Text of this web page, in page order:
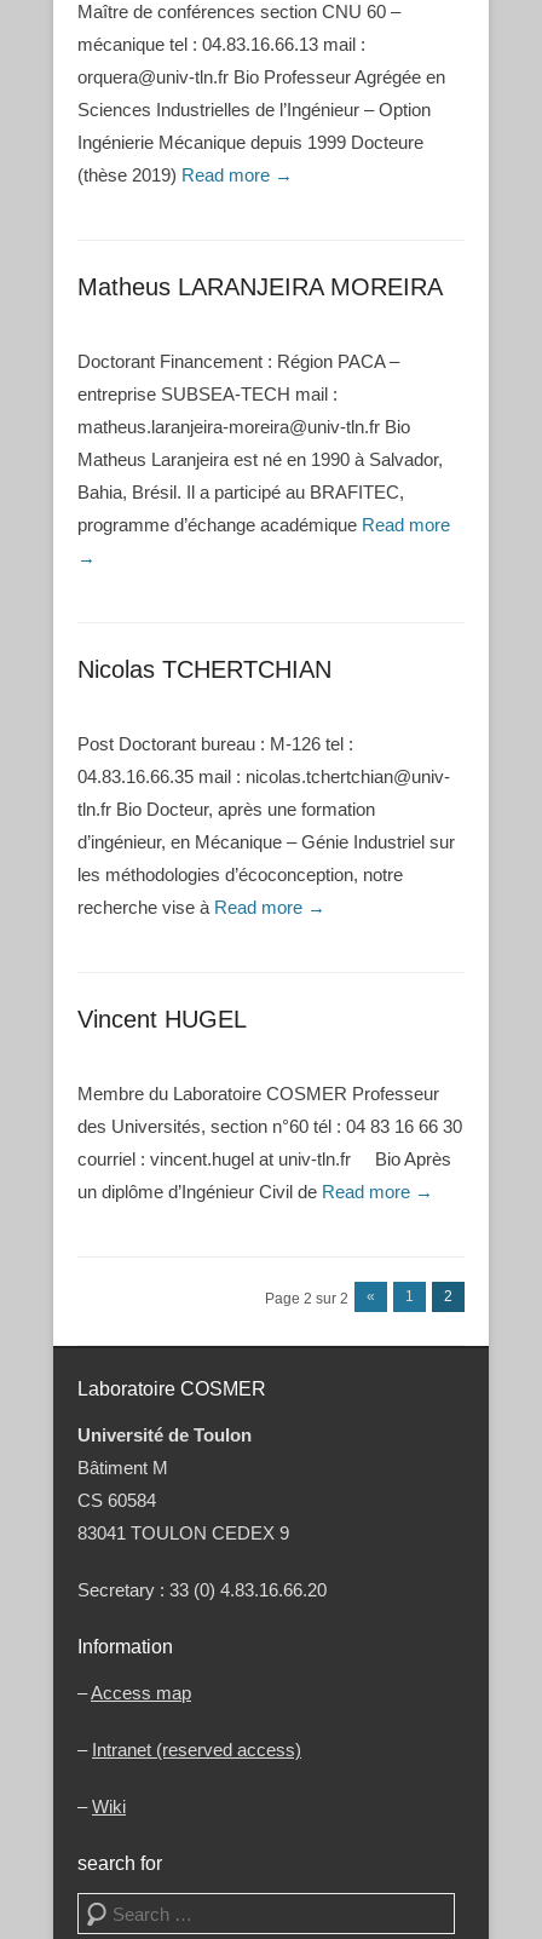
Maître de conférences section CNU 60 –
mécanique tel : 04.83.16.66.13 mail :
orquera@univ-tln.fr Bio Professeur Agrégée en
Sciences Industrielles de l’Ingénieur – Option
Ingénierie Mécanique depuis 1999 Docteure
(thèse 2019) Read more →
Matheus LARANJEIRA MOREIRA
Doctorant Financement : Région PACA –
entreprise SUBSEA-TECH mail :
matheus.laranjeira-moreira@univ-tln.fr Bio
Matheus Laranjeira est né en 1990 à Salvador,
Bahia, Brésil. Il a participé au BRAFITEC,
programme d’échange académique Read more
→
Nicolas TCHERTCHIAN
Post Doctorant bureau : M-126 tel :
04.83.16.66.35 mail : nicolas.tchertchian@univ-
tln.fr Bio Docteur, après une formation
d’ingénieur, en Mécanique – Génie Industriel sur
les méthodologies d’écoconception, notre
recherche vise à Read more →
Vincent HUGEL
Membre du Laboratoire COSMER Professeur
des Universités, section n°60 tél : 04 83 16 66 30
courriel : vincent.hugel at univ-tln.fr Bio Après
un diplôme d’Ingénieur Civil de Read more →
Page 2 sur 2 « 1 2
Laboratoire COSMER
Université de Toulon
Bâtiment M
CS 60584
83041 TOULON CEDEX 9
Secretary : 33 (0) 4.83.16.66.20
Information
–Access map
– Intranet (reserved access)
–Wiki
search for
Search